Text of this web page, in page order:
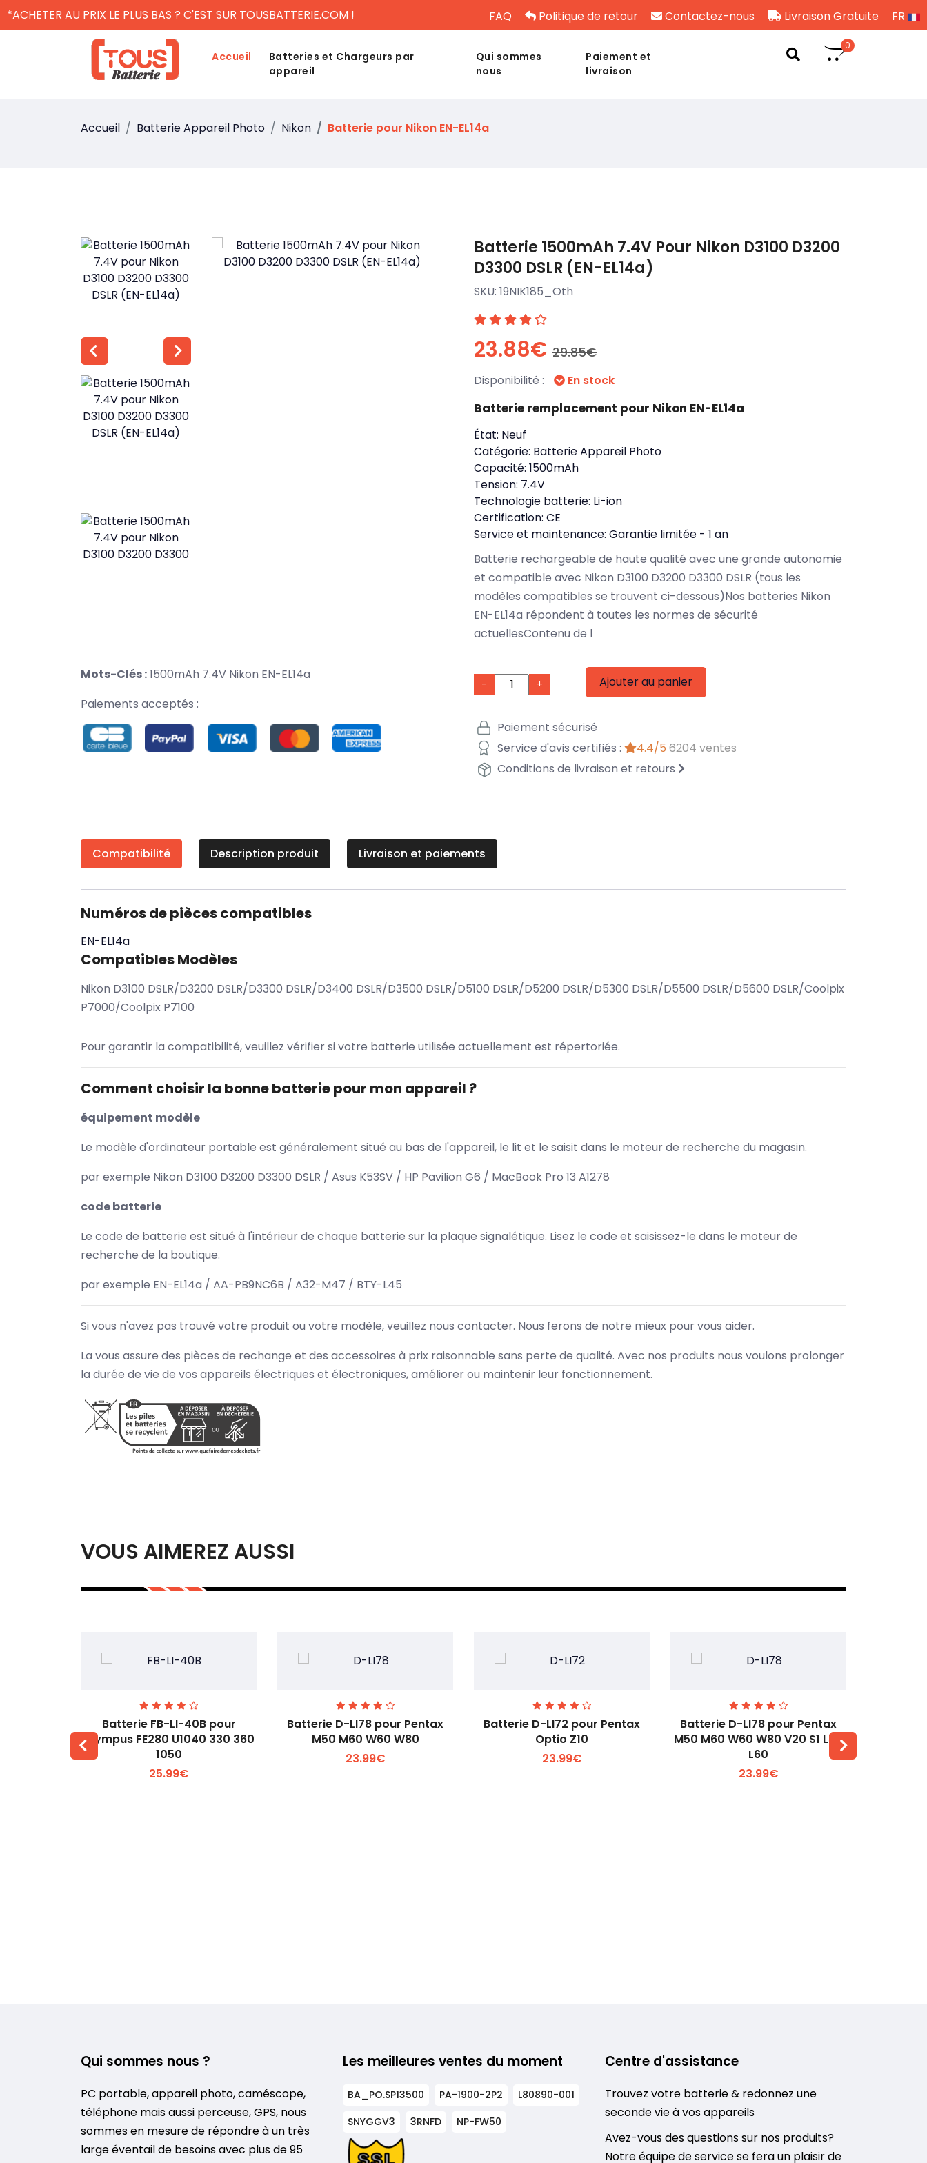
*ACHETER AU PRIX LE PLUS BAS ? C'EST SUR TOUSBATTERIE.COM ! FAQ Politique de retour Contactez-nous Livraison Gratuite FR
Accueil
Batteries et Chargeurs par
appareil
Qui sommes
nous
Paiement et
livraison
0
Accueil Batterie Appareil Photo Nikon Batterie pour Nikon EN-EL14a
Mots-Clés :1500mAh 7.4V Nikon EN-EL14a
Paiements acceptés :
Batterie 1500mAh 7.4V Pour Nikon D3100 D3200
D3300 DSLR (EN-EL14a)
SKU: 19NIK185_Oth
23.88€ 29.85€
Disponibilité : En stock
Batterie remplacement pour Nikon EN-EL14a
État: Neuf
Catégorie: Batterie Appareil Photo
Capacité: 1500mAh
Tension: 7.4V
Technologie batterie: Li-ion
Certification: CE
Service et maintenance: Garantie limitée - 1 an
Batterie rechargeable de haute qualité avec une grande autonomie
et compatible avec Nikon D3100 D3200 D3300 DSLR (tous les
modèles compatibles se trouvent ci-dessous)Nos batteries Nikon
EN-EL14a répondent à toutes les normes de sécurité
actuellesContenu de l
- + Ajouter au panier
Paiement sécurisé
Service d'avis certifiés :
4.4/5 6204 ventes
Conditions de livraison et retours
Compatibilité Description produit Livraison et paiements
Numéros de pièces compatibles
EN-EL14a
Compatibles Modèles
Nikon D3100 DSLR/D3200 DSLR/D3300 DSLR/D3400 DSLR/D3500 DSLR/D5100 DSLR/D5200 DSLR/D5300 DSLR/D5500 DSLR/D5600 DSLR/Coolpix
P7000/Coolpix P7100
Pour garantir la compatibilité, veuillez vérifier si votre batterie utilisée actuellement est répertoriée.
Comment choisir la bonne batterie pour mon appareil ?
équipement modèle
Le modèle d'ordinateur portable est généralement situé au bas de l'appareil, le lit et le saisit dans le moteur de recherche du magasin.
par exemple Nikon D3100 D3200 D3300 DSLR / Asus K53SV / HP Pavilion G6 / MacBook Pro 13 A1278
code batterie
Le code de batterie est situé à l'intérieur de chaque batterie sur la plaque signalétique. Lisez le code et saisissez-le dans le moteur de
recherche de la boutique.
par exemple EN-EL14a / AA-PB9NC6B / A32-M47 / BTY-L45
Si vous n'avez pas trouvé votre produit ou votre modèle, veuillez nous contacter. Nous ferons de notre mieux pour vous aider.
La vous assure des pièces de rechange et des accessoires à prix raisonnable sans perte de qualité. Avec nos produits nous voulons prolonger
la durée de vie de vos appareils électriques et électroniques, améliorer ou maintenir leur fonctionnement.
VOUS AIMEREZ AUSSI
Voir plus +
Batterie FB-LI-40B pour
Olympus FE280 U1040 330 360
1050
25.99€
Voir plus +
Batterie D-LI78 pour Pentax
M50 M60 W60 W80
23.99€
Voir plus +
Batterie D-LI72 pour Pentax
Optio Z10
23.99€
Voir plus +
Batterie D-LI78 pour Pentax
M50 M60 W60 W80 V20 S1 L50
L60
23.99€
Qui sommes nous ?
PC portable, appareil photo, caméscope,
téléphone mais aussi perceuse, GPS, nous
sommes en mesure de répondre à un très
large éventail de besoins avec plus de 95
Les meilleures ventes du moment
BA_PO.SP13500 PA-1900-2P2
L80890-001
SNYGGV3
3RNFD NP-FW50
Centre d'assistance
Trouvez votre batterie & redonnez une
seconde vie à vos appareils
Avez-vous des questions sur nos produits?
Notre équipe de service se fera un plaisir de